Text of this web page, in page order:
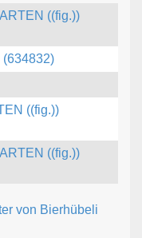
((fig.))
(634832)
((fig.))
((fig.))
von Bierhübeli